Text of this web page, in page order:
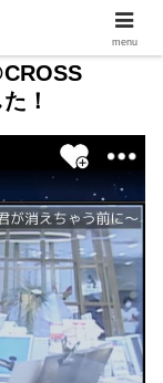
！
menu